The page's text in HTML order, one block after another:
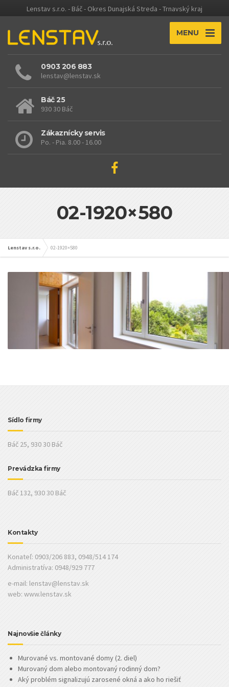
Lenstav s.r.o. - Báč - Okres Dunajská Streda - Trnavský kraj
MENU
0903 206 883
lenstav@lenstav.sk
Báč 25
930 30 Báč
Zákaznícky servis
Po. - Pia. 8.00 - 16.00
02-1920×580
Lenstav s.r.o. 02-1920×580
Sídlo firmy
Báč 25, 930 30 Báč
Prevádzka firmy
Báč 132, 930 30 Báč
Kontakty
Konateľ: 0903/206 883, 0948/514 174
Administratíva: 0948/929 777
e-mail: lenstav@lenstav.sk
web: www.lenstav.sk
Najnovšie články
Murované vs. montované domy (2. diel)
Murovaný dom alebo montovaný rodinný dom?
Aký problém signalizujú zarosené okná a ako ho riešiť